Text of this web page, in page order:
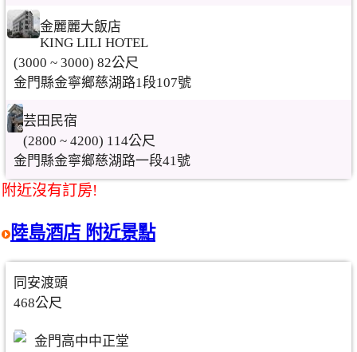
金麗麗大飯店
KING LILI HOTEL
(3000 ~ 3000) 82公尺
金門縣金寧鄉慈湖路1段107號
芸田民宿
(2800 ~ 4200) 114公尺
金門縣金寧鄉慈湖路一段41號
附近沒有訂房!
陸島酒店 附近景點
同安渡頭
468公尺
金門高中中正堂